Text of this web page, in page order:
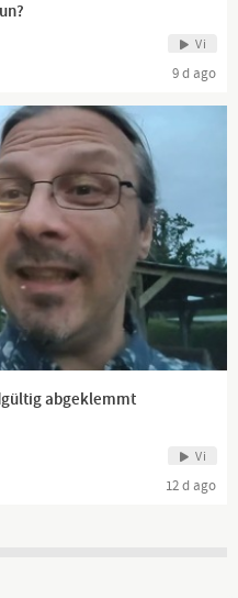
Vi
9 d ago
abgeklemmt
Vi
12 d ago